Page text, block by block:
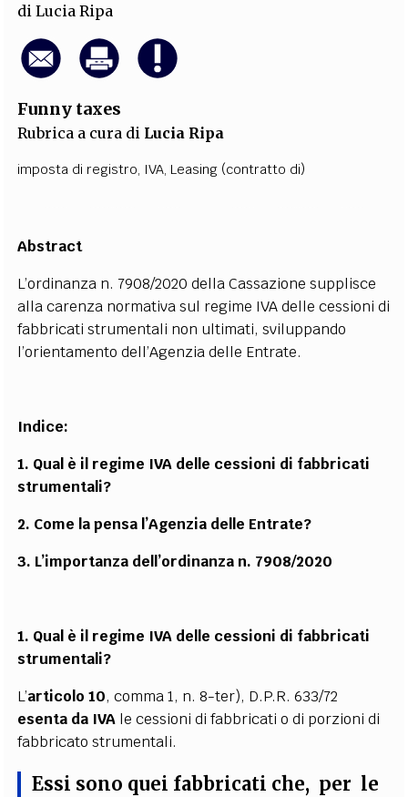
diLucia Ripa
Funny taxes
Rubrica a cura di Lucia Ripa
imposta di registro, IVA, Leasing (contratto di)
Abstract
L’ordinanza n. 7908/2020 della Cassazione supplisce
alla carenza normativa sul regime IVA delle cessioni di
fabbricati strumentali non ultimati, sviluppando
l’orientamento dell’Agenzia delle Entrate.
Indice:
1. Qual è il regime IVA delle cessioni di fabbricati
strumentali?
2. Come la pensa l’Agenzia delle Entrate?
3. L’importanza dell’ordinanza n. 7908/2020
1. Qual è il regime IVA delle cessioni di fabbricati
strumentali?
L’articolo 10, comma 1, n. 8-ter), D.P.R. 633/72
esenta da IVA le cessioni di fabbricati o di porzioni di
fabbricato strumentali.
Essi sono quei fabbricati che, per le